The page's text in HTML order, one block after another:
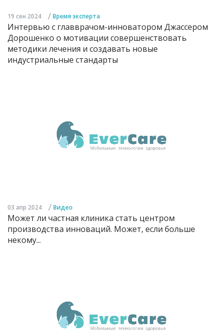
19 сен 2024 / Время эксперта
Интервью с главврачом-инноватором Джассером
Дорошенко о мотивации совершенствовать
методики лечения и создавать новые
индустриальные стандарты
03 апр 2024 / Видео
Может ли частная клиника стать центром
производства инноваций. Может, если больше
некому...